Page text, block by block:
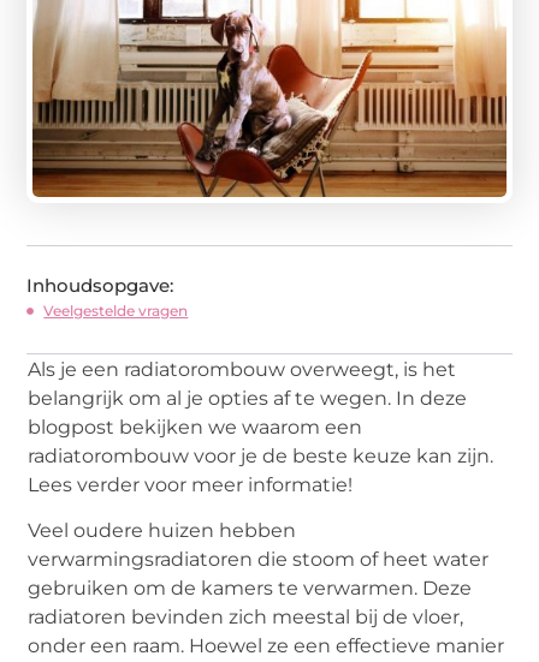
Inhoudsopgave:
Veelgestelde vragen
Als je een radiatorombouw overweegt, is het
belangrijk om al je opties af te wegen. In deze
blogpost bekijken we waarom een
radiatorombouw voor je de beste keuze kan zijn.
Lees verder voor meer informatie!
Veel oudere huizen hebben
verwarmingsradiatoren die stoom of heet water
gebruiken om de kamers te verwarmen. Deze
radiatoren bevinden zich meestal bij de vloer,
onder een raam. Hoewel ze een effectieve manier